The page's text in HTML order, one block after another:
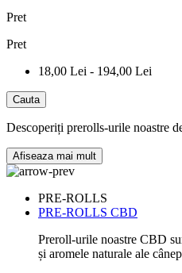
Pret
Pret
18,00 Lei - 194,00 Lei
Cauta
Descoperiți prerolls-urile noastre
Afiseaza mai mult
PRE-ROLLS
PRE-ROLLS CBD
Preroll-urile noastre CBD
și aromele naturale ale